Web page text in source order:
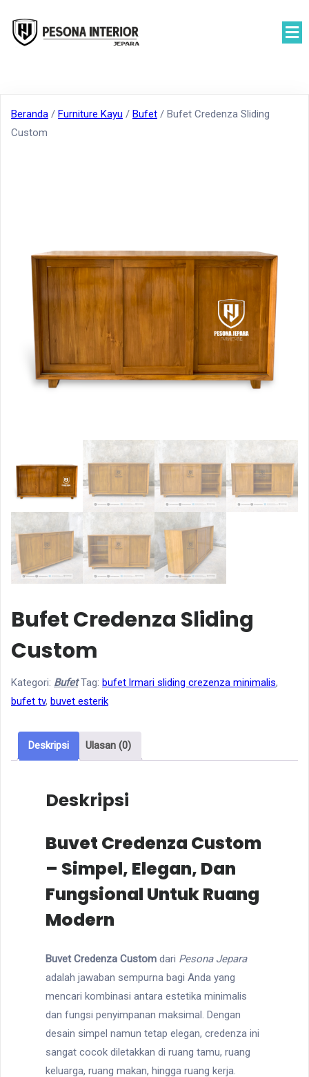
Beranda / Furniture Kayu / Bufet / Bufet Credenza Sliding
Custom
Bufet Credenza Sliding
Custom
Kategori: Bufet Tag: bufet lrmari sliding crezenza minimalis,
bufet tv, buvet esterik
Deskripsi Ulasan (0)
Deskripsi
Buvet Credenza Custom
– Simpel, Elegan, Dan
Fungsional Untuk Ruang
Modern
Buvet Credenza Custom dari Pesona Jepara
adalah jawaban sempurna bagi Anda yang
mencari kombinasi antara estetika minimalis
dan fungsi penyimpanan maksimal. Dengan
desain simpel namun tetap elegan, credenza ini
sangat cocok diletakkan di ruang tamu, ruang
keluarga, ruang makan, hingga ruang kerja.